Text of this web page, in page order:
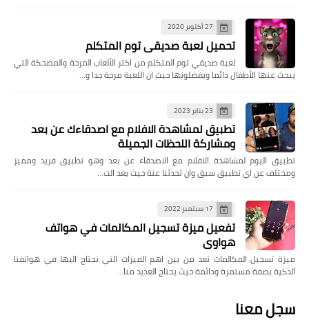
27 أكتوبر 2020
تحميل لعبة صديقي توم المتكلم
لعبة صديقي توم المتكلم من اكثر الألعاب المرحة والمضحكة التي
يبحث عنها الأطفال دائما ويفضلونها حيث ان اللعبة مرحة جدا و…
23 يناير 2023
تطبيق لمشاهدة الافلام مع اصدقاءك عن بعد
ومشاركة اللحظات الجميلة
تطبيق اليوم لمشاهدة الافلام مع الاصدقاء عن بعد وهو تطبيق فريد ومميز
ومختلف عن اي تطبيق سبق وان تحدثنا عنة حيث يعد الت…
17 سبتمبر 2022
تفعيل ميزة تسجيل المكالمات في هواتف
هواوي
ميزة تسجيل المكالمات تعد من بين اهم الميزات التي نحتاج اليها في هواتفنا
الذكية بصفة مستمرة ودائمة حيث يحتاج العديد منا…
سجل معنا